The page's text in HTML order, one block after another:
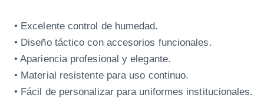
• Excelente control de humedad.
• Diseño táctico con accesorios funcionales.
• Apariencia profesional y elegante.
• Material resistente para uso continuo.
• Fácil de personalizar para uniformes institucionales.